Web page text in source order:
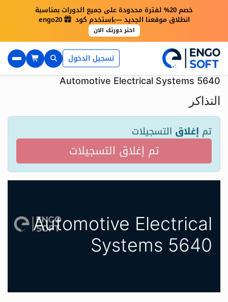
خصم 20% لفترة محدودة على جميع الدورات بمناسبة
انطلاق موقعنا الجديد — استخدم كود engo20
اختر دورتك الان
×
تسجيل الدخول
Automotive Electrical Systems 5640
التذاكر
تم إغلاق التسجيلات
تم إغلاق التسجيلات
Automotive Electrical
Systems 5640